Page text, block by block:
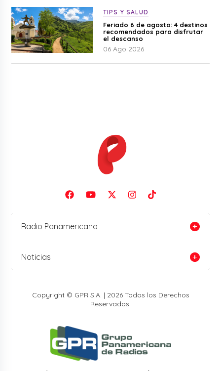
TIPS Y SALUD
Feriado 6 de agosto: 4 destinos
recomendados para disfrutar
el descanso
06 Ago 2026
Radio Panamericana
Noticias
Copyright © GPR S.A. | 2026 Todos los Derechos
Reservados.